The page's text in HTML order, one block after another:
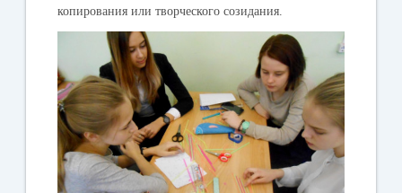
копирования или творческого созидания.